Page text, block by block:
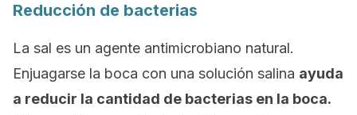
Reducción de bacterias
La sal es un agente antimicrobiano natural.
Enjuagarse la boca con una solución salina ayuda
a reducir la cantidad de bacterias en la boca.